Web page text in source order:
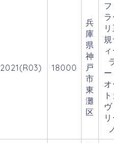
2021(R03) 18000
兵
庫
県
神
戸
市
東
灘
区